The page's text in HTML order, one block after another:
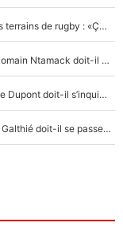
La raison d'être de Matthieu Jalibert en dehors des terrains de rugby : «Ça m'atteint autant que si tu touches à un membre de ma famille»
XV de France - Matthieu Jalibert a tout changé : Romain Ntamack doit-il s’inquiéter pour sa place à un an de la Coupe du monde ?
«Le XV de France est meilleur avec Lucu» : Antoine Dupont doit-il s’inquiéter pour sa place ?
Le XV de France a trouvé son remplaçant : Fabien Galthié doit-il se passer d'Antoine Dupont ?